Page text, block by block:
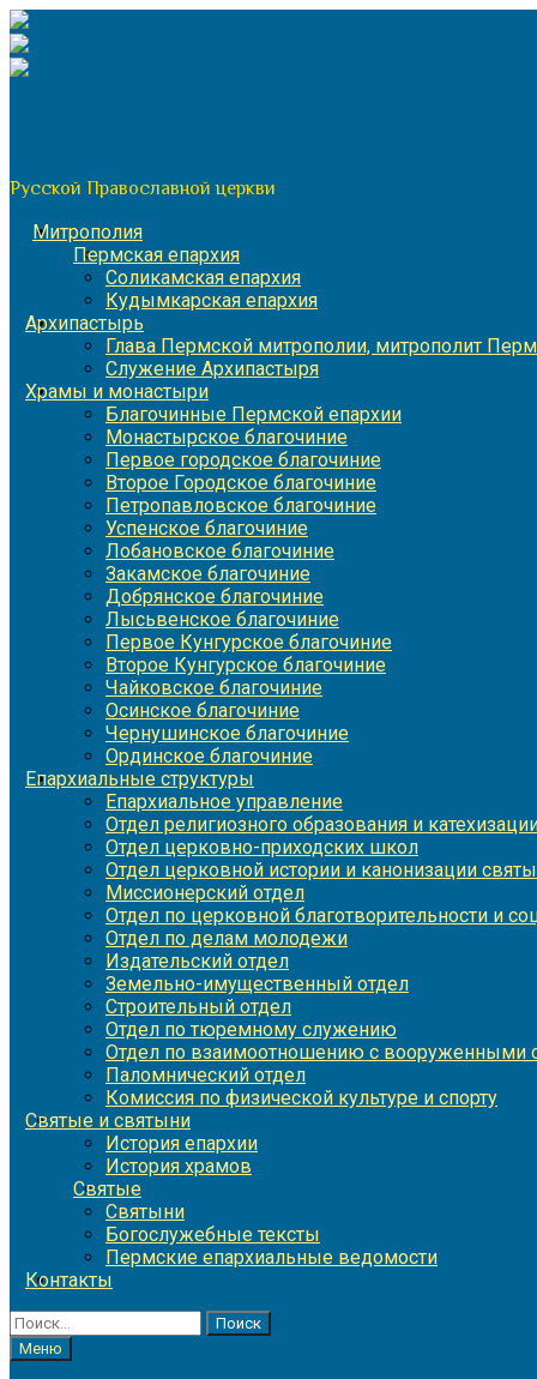
Перейти
к
содержимому
Русской Православной церкви
Митрополия
Пермская епархия
Соликамская епархия
Кудымкарская епархия
Архипастырь
Глава Пермской митрополии, митрополит
Служение Архипастыря
Храмы и монастыри
Благочинные Пермской епархии
Монастырское благочиние
Первое городское благочиние
Второе Городское благочиние
Петропавловское благочиние
Успенское благочиние
Лобановское благочиние
Закамское благочиние
Добрянское благочиние
Лысьвенское благочиние
Первое Кунгурское благочиние
Второе Кунгурское благочиние
Чайковское благочиние
Осинское благочиние
Чернушинское благочиние
Ординское благочиние
Епархиальные структуры
Епархиальное управление
Отдел религиозного образования и
Отдел церковно-приходских школ
Отдел церковной истории и канонизации
Миссионерский отдел
Отдел по церковной благотворительности и
Отдел по делам молодежи
Издательский отдел
Земельно-имущественный отдел
Строительный отдел
Отдел по тюремному служению
Отдел по взаимоотношению с вооруженными
Паломнический отдел
Комиссия по физической культуре и спорту
Святые и святыни
История епархии
История храмов
Святые
Святыни
Богослужебные тексты
Пермские епархиальные ведомости
Контакты
Найти:
Меню